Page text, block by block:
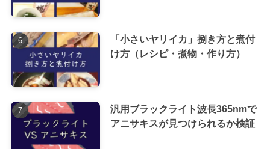
「小さいヤリイカ」捌き方と煮付
け方（レシピ・煮物・作り方）
汎用ブラックライト波長365nmで
アニサキスが見つけられるか検証